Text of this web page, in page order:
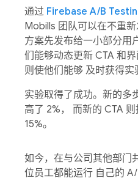
通过 Firebase A/B
Mobills 团队可以在不重
方案先发布给一小部分用
们能够动态更新 CTA 和
则使他们能够 及时获得实
实验取得了成功。新的多
高了 2%， 而新的 CTA
15%。
如今，在与公司其他部门
位员工都能运行 自己的